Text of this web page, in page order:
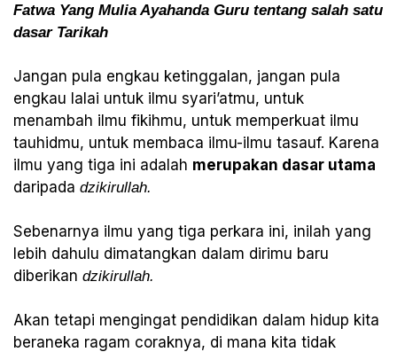
Fatwa Yang Mulia Ayahanda Guru tentang salah satu
dasar Tarikah
Jangan pula engkau ketinggalan, jangan pula
engkau lalai untuk ilmu syari’atmu, untuk
menambah ilmu fikihmu, untuk memperkuat ilmu
tauhidmu, untuk membaca ilmu-ilmu tasauf. Karena
ilmu yang tiga ini adalah merupakan dasar utama
daripada dzikirullah.
Sebenarnya ilmu yang tiga perkara ini, inilah yang
lebih dahulu dimatangkan dalam dirimu baru
diberikan dzikirullah.
Akan tetapi mengingat pendidikan dalam hidup kita
beraneka ragam coraknya, di mana kita tidak